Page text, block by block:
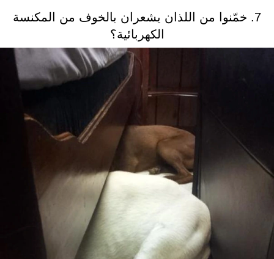
7. خمّنوا من اللذان يشعران بالخوف من المكنسة
الكهربائية؟